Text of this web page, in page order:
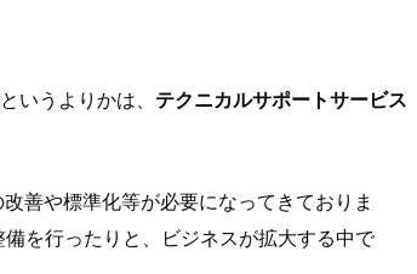
うよりかは、 テクニカルサポートサービス
善や標準化等が必要になってきておりま
を行ったりと、ビジネスが拡大する中で